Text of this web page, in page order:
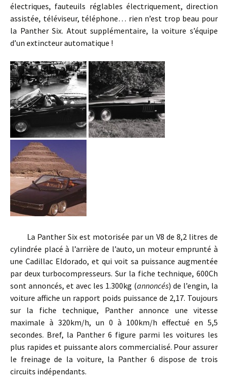
électriques, fauteuils réglables électriquement, direction
assistée, téléviseur, téléphone… rien n’est trop beau pour
la Panther Six. Atout supplémentaire, la voiture s’équipe
d’un extincteur automatique !
La Panther Six est motorisée par un V8 de 8,2 litres de
cylindrée placé à l’arrière de l’auto, un moteur emprunté à
une Cadillac Eldorado, et qui voit sa puissance augmentée
par deux turbocompresseurs. Sur la fiche technique, 600Ch
sont annoncés, et avec les 1.300kg (annoncés) de l’engin, la
voiture affiche un rapport poids puissance de 2,17. Toujours
sur la fiche technique, Panther annonce une vitesse
maximale à 320km/h, un 0 à 100km/h effectué en 5,5
secondes. Bref, la Panther 6 figure parmi les voitures les
plus rapides et puissante alors commercialisé. Pour assurer
le freinage de la voiture, la Panther 6 dispose de trois
circuits indépendants.